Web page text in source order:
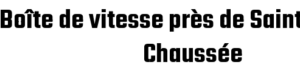
Boîte de vitesse près de
Chaussée